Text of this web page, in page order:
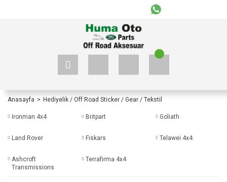
Anasayfa Hediyelik / Off Road Sticker / Gear / Tekstil
Ironman 4x4 Britpart Goliath
Land Rover Fiskars Telawei 4x4
Ashcroft
Transmissions
Terrafirma 4x4